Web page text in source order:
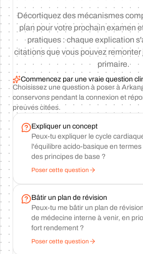
Décortiquez des mécanismes
plan pour votre prochain examen
pratiques : chaque explication
citations que vous pouvez
primaire.
Commencez par une vraie question
Choisissez une question à poser à
conservons pendant la connexion et
preuves citées.
Expliquer un concept
Peux-tu expliquer le cycle
l'équilibre acido-basique en
des principes de base ?
Poser cette question
Bâtir un plan de révision
Peux-tu me bâtir un plan de
de médecine interne à venir, en
fort rendement ?
Poser cette question